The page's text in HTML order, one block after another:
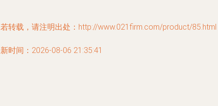
转载，请注明出处：http://www.021firm.com/product/85.html
时间：2026-08-06 21:35:41